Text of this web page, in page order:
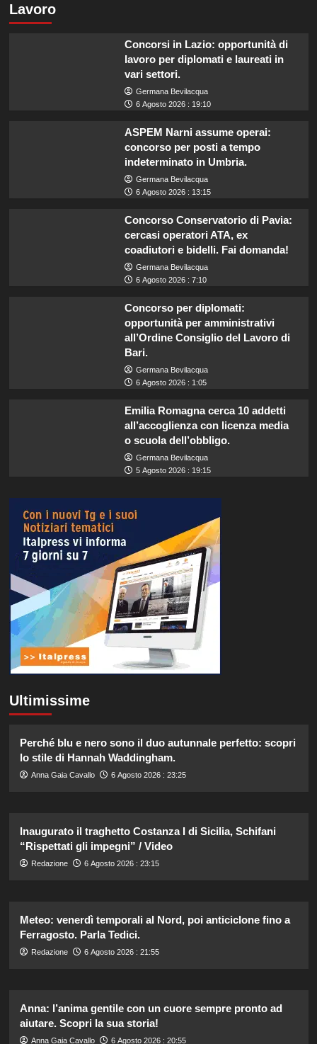
Lavoro
Concorsi in Lazio: opportunità di
lavoro per diplomati e laureati in
vari settori.
Germana Bevilacqua
6 Agosto 2026 : 19:10
ASPEM Narni assume operai:
concorso per posti a tempo
indeterminato in Umbria.
Germana Bevilacqua
6 Agosto 2026 : 13:15
Concorso Conservatorio di Pavia:
cercasi operatori ATA, ex
coadiutori e bidelli. Fai domanda!
Germana Bevilacqua
6 Agosto 2026 : 7:10
Concorso per diplomati:
opportunità per amministrativi
all’Ordine Consiglio del Lavoro di
Bari.
Germana Bevilacqua
6 Agosto 2026 : 1:05
Emilia Romagna cerca 10 addetti
all’accoglienza con licenza media
o scuola dell’obbligo.
Germana Bevilacqua
5 Agosto 2026 : 19:15
Ultimissime
Perché blu e nero sono il duo autunnale perfetto: scopri
lo stile di Hannah Waddingham.
Anna Gaia Cavallo 6 Agosto 2026 : 23:25
Inaugurato il traghetto Costanza I di Sicilia, Schifani
“Rispettati gli impegni” / Video
Redazione 6 Agosto 2026 : 23:15
Meteo: venerdì temporali al Nord, poi anticiclone fino a
Ferragosto. Parla Tedici.
Redazione 6 Agosto 2026 : 21:55
Anna: l’anima gentile con un cuore sempre pronto ad
aiutare. Scopri la sua storia!
Anna Gaia Cavallo 6 Agosto 2026 : 20:55